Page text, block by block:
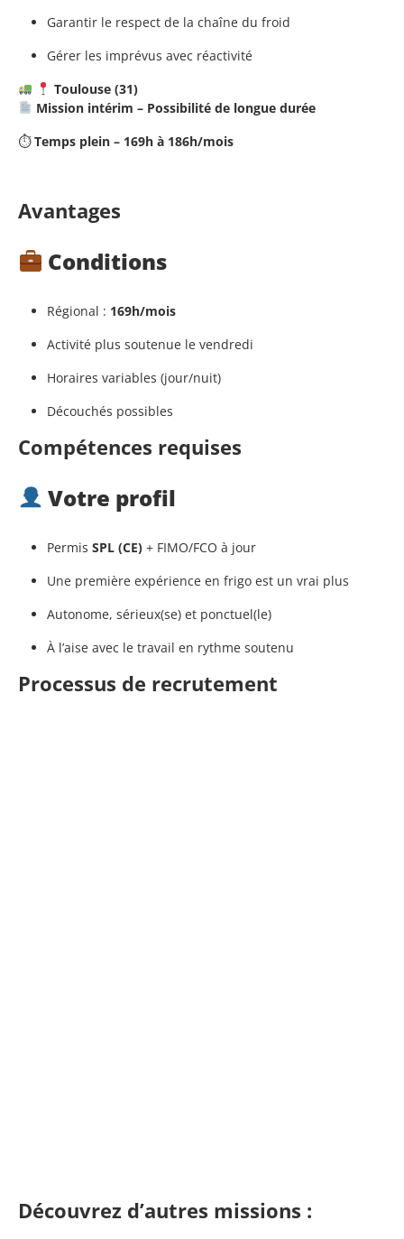
Garantir le respect de la chaîne du froid
Gérer les imprévus avec réactivité
Toulouse (31)
Mission intérim – Possibilité de longue durée
⏱Temps plein – 169h à 186h/mois
Avantages
Conditions
Régional : 169h/mois
Activité plus soutenue le vendredi
Horaires variables (jour/nuit)
Découchés possibles
Compétences requises
Votre profil
Permis SPL (CE) + FIMO/FCO à jour
Une première expérience en frigo est un vrai plus
Autonome, sérieux(se) et ponctuel(le)
À l’aise avec le travail en rythme soutenu
Processus de recrutement
Découvrez d’autres missions :